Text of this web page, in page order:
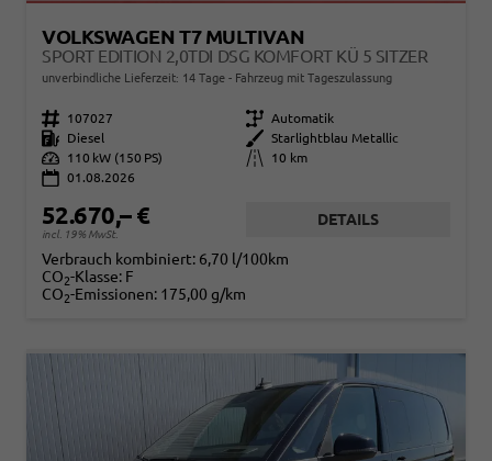
VOLKSWAGEN T7 MULTIVAN
SPORT EDITION 2,0TDI DSG KOMFORT KÜ 5 SITZER
unverbindliche Lieferzeit: 14 Tage Fahrzeug mit Tageszulassung
Fahrzeugnr. 107027 Getriebe Automatik
Kraftstoff
Diesel Außenfarbe
Starlightblau Metallic
Leistung
110 kW (150 PS) Kilometerstand
10 km
01.08.2026
52.670,– €
incl. 19% MwSt.
DETAILS
Verbrauch kombiniert: 6,70 l/100km
CO2-Klasse: F
CO2-Emissionen: 175,00 g/km